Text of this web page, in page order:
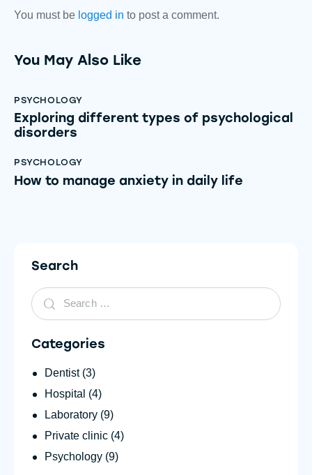
You must be logged in to post a comment.
You May Also Like
PSYCHOLOGY
Exploring different types of psychological
disorders
PSYCHOLOGY
How to manage anxiety in daily life
Search
Categories
Dentist(3)
Hospital (4)
Laboratory (9)
Private clinic (4)
Psychology (9)